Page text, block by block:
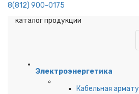
8(812) 900-0175
каталог продукции
Электроэнергетика
Кабельная